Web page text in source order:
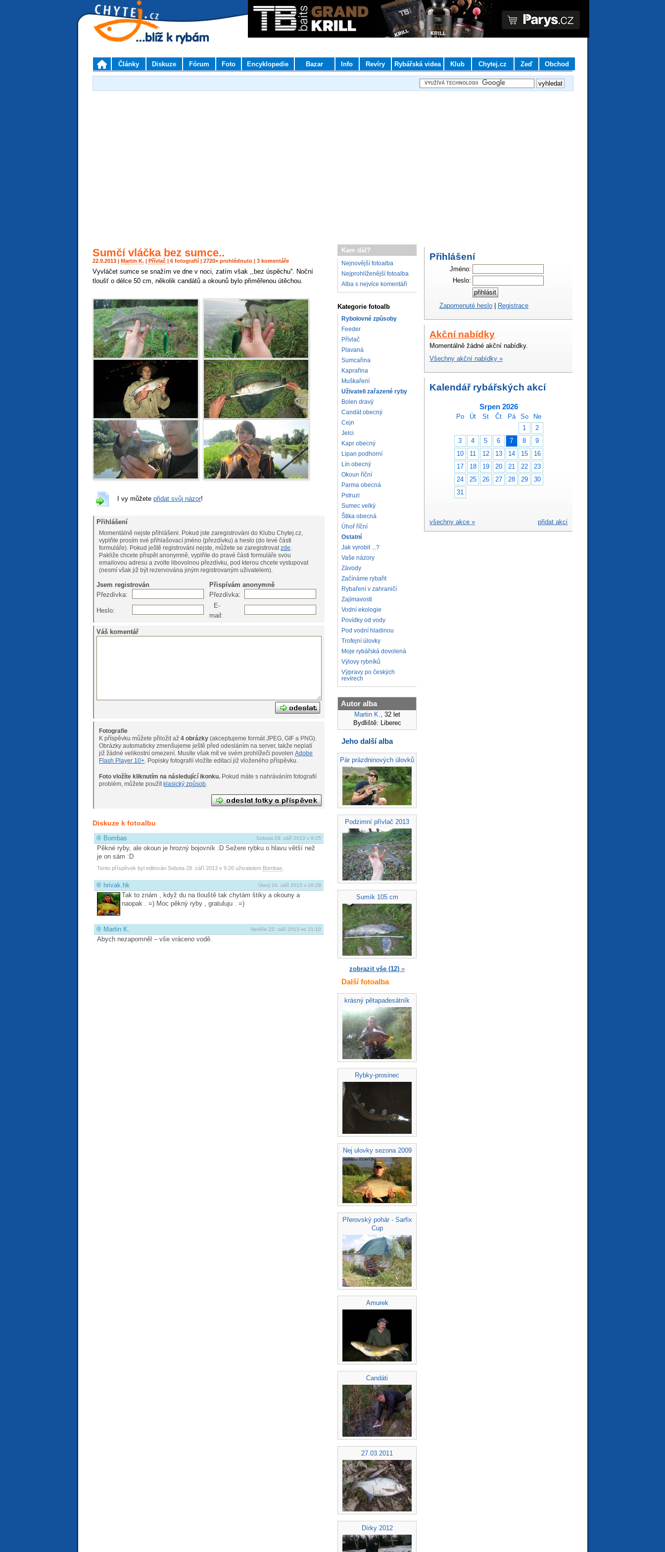
Články Diskuze Fórum Foto Encyklopedie Bazar Info Revíry Rybářská videa Klub Chytej.cz Zeď Obchod
Sumčí vláčka bez sumce..
22.9.2013 | Martin K. | Přívlač | 6 fotografií | 2720× prohlédnuto | 3 komentáře
Vyvláčet sumce se snažím ve dne v noci, zatím však ,,bez úspěchu''. Noční
tloušť o délce 50 cm, několik candátů a okounů bylo přiměřenou útěchou.
I vy můžete přidat svůj názor!
Přihlášení
Momentálně nejste přihlášeni. Pokud jste zaregistrováni do Klubu Chytej.cz,
vyplňte prosím své přihlašovací jméno (přezdívku) a heslo (do levé části
formuláře). Pokud ještě registrováni nejste, můžete se zaregistrovatzde.
Pakliže chcete přispět anonymně, vyplňte do pravé části formuláře svou
emailovou adresu a zvolte libovolnou přezdívku, pod kterou chcete vystupovat
(nesmí však již být rezervována jiným registrovaným uživatelem).
Jsem registrován
Přispívám anonymně
Přezdívka:
Přezdívka:
Heslo:
E-
mail:
Váš komentář
Fotografie
K příspěvku můžete přiložit až4 obrázky (akceptujeme formát JPEG, GIF a PNG).
Obrázky automaticky zmenšujeme ještě před odesláním na server, takže neplatí
již žádné velikostní omezení. Musíte však mít ve svém prohlížeči povolenAdobe
Flash Player 10+ . Popisky fotografií vložíte editací již vloženého příspěvku.
Foto vložíte kliknutím na následující ikonku.
problém, můžete použítklasický způsob
Diskuze k fotoalbu
Sobota 28. září 2013 v 9:25
® Bombas
Pěkné ryby, ale okoun je hrozný bojovník :D Sežere rybku o hlavu větší než
je on sám :D
Tento příspěvek byl editován Sobota 28. září 2013 v 9:26 uživatelem Bombas
Úterý 24. září 2013 v 16:28
® hrivak.hk
Tak to znám , když du na tlouště tak chytám štiky a okouny a
naopak . =) Moc pěkný ryby , gratuluju . =)
Neděle 22. září 2013 ve 21:10
® Martin K.
Abych nezapomněl – vše vráceno vodě.
Kam dál?
Nejnovější fotoalba
Nejprohlíženější fotoalba
Alba s nejvíce komentáři
Kategorie fotoalb
Rybolovné způsoby
Feeder
Přívlač
Plavaná
Sumcařina
Kaprařina
Muškaření
Uživateli zařazené ryby
Bolen dravý
Candát obecný
Cejn
Jelci
Kapr obecný
Lipan podhorní
Lín obecný
Okoun říční
Parma obecná
Pstruzi
Sumec velký
Štika obecná
Úhoř říční
Ostatní
Jak vyrobit ...?
Vaše názory
Závody
Začínáme rybařit
Rybaření v zahraničí
Zajímavosti
Vodní ekologie
Povídky od vody
Pod vodní hladinou
Trofejní úlovky
Moje rybářská dovolená
Výlovy rybníků
Výpravy po českých
revírech
Autor alba
Martin K., 32 let
Bydliště: Liberec
Jeho další alba
Pár prázdninových úlovků
Podzimní přívlač 2013
Sumík 105 cm
zobrazit vše (12) »
Další fotoalba
krásný pětapadesátník
Rybky-prosinec
Nej ulovky sezona 2009
Přerovský pohár - Sarfix
Cup
Amurek
Candáti
27.03.2011
Dírky 2012
Přihlášení
Jméno:
Heslo:
Zapomenuté heslo | Registrace
Akční nabídky
Momentálně žádné akční nabídky.
Všechny akční nabídky »
Kalendář rybářských akcí
Srpen 2026
Po Út St Čt Pá So
Ne
1
2
3
4 5 6 7 8
9
10
11 12 13 14 15
16
17
18 19 20 21 22
23
24
25 26 27 28 29
30
31
přidat akci
všechny akce »